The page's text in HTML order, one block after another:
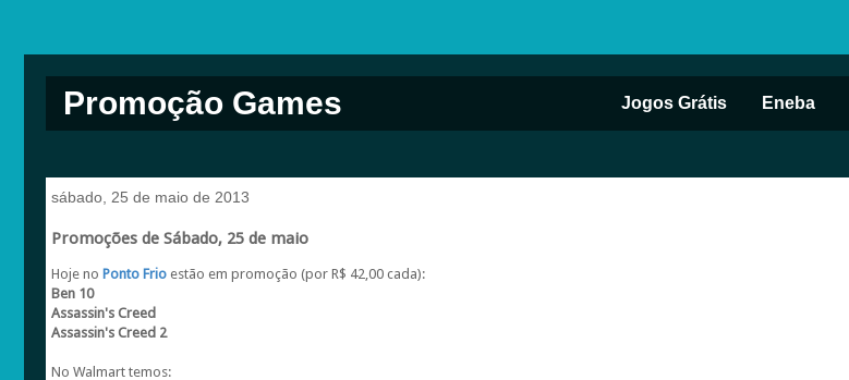
Promoção Games Jogos Grátis Eneba
sábado, 25 de maio de 2013
Promoções de Sábado, 25 de maio
Hoje no Ponto Frio estão em promoção (por R$ 42,00 cada):
Ben 10
Assassin's Creed
Assassin's Creed 2
No Walmart temos: